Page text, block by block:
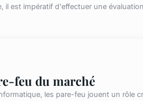
il est impératif d'effectuer une
feu du marché
les pare-feu jouent un rôle